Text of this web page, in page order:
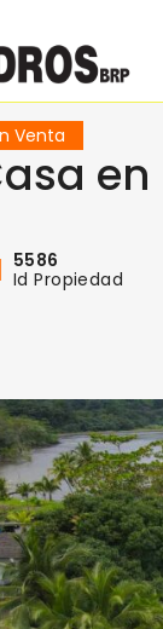
Venta
5586
Id Propiedad